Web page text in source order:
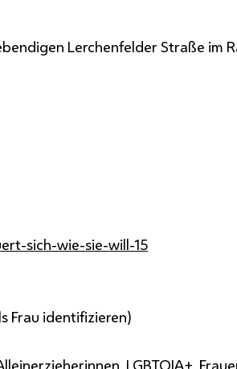
Lerchenfelder Straße im
sich-wie-sie-will-15
Frau identifizieren)